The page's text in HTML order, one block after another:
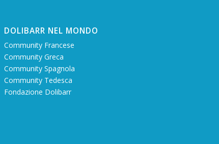
DOLIBARR NEL MONDO
Community Francese
Community Greca
Community Spagnola
Community Tedesca
Fondazione Dolibarr